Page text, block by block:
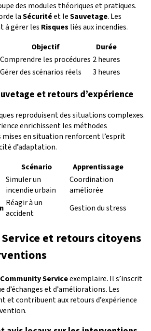
des modules théoriques et pratiques.
laSécuritéet leSauvetage. Les
à gérer les Risques liés aux incendies.
Objectif
Durée
Comprendre les procédures 2 heures
Gérer des scénarios réels 3 heures
et retours d’expérience
reproduisent des situations complexes.
enrichissent les méthodes
mises en situation renforcent l’esprit
d’adaptation.
Scénario
Apprentissage
Simuler un
incendie urbain
Coordination
améliorée
Réagir à un
accident
Gestion du stress
et retours citoyens
Community Serviceexemplaire. Il s’inscrit
d’échanges et d’améliorations. Les
et contribuent aux retours d’expérience